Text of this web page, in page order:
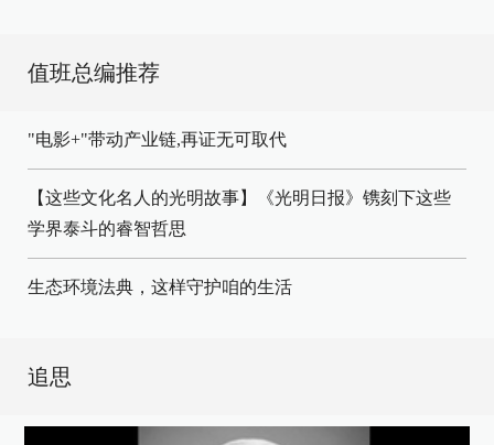
值班总编推荐
"电影+"带动产业链,再证无可取代
【这些文化名人的光明故事】《光明日报》镌刻下这些
学界泰斗的睿智哲思
生态环境法典，这样守护咱的生活
追思